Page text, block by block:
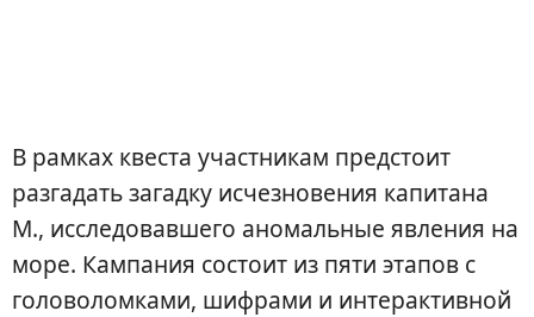
В рамках квеста участникам предстоит
разгадать загадку исчезновения капитана
М., исследовавшего аномальные явления на
море. Кампания состоит из пяти этапов с
головоломками, шифрами и интерактивной